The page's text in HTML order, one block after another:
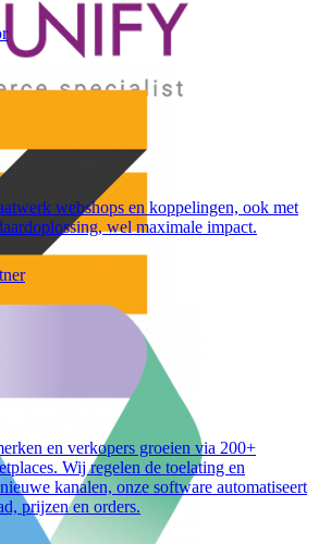
webshops en koppelingen, ook met
wel maximale impact.
en verkopers groeien via 200+
Wij regelen de toelating en
kanalen, onze software automatiseert
prijzen en orders.